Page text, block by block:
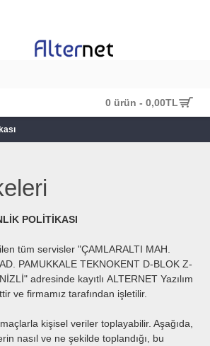
0 ürün - 0,00TL
POLİTİKASI
tüm servisler "ÇAMLARALTI MAH.
PAMUKKALE TEKNOKENT D-BLOK Z-
adresinde kayıtlı ALTERNET Yazılım
ve firmamız tarafından işletilir.
kişisel veriler toplayabilir. Aşağıda,
nasıl ve ne şekilde toplandığı, bu